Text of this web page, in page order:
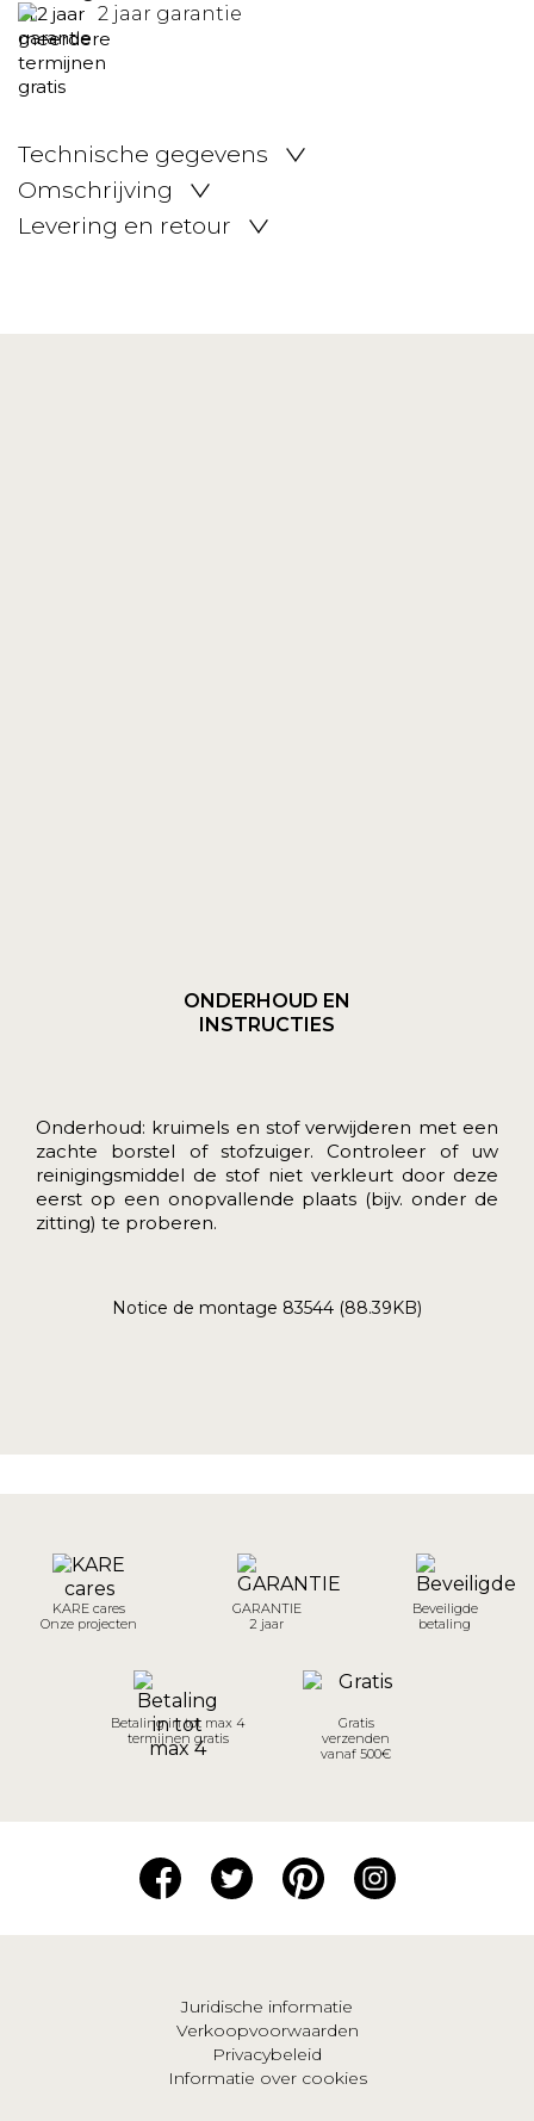
2 jaar garantie
Technische gegevens
Omschrijving
Levering en retour
ONDERHOUD EN
INSTRUCTIES
Onderhoud: kruimels en stof verwijderen met een
zachte borstel of stofzuiger. Controleer of uw
reinigingsmiddel de stof niet verkleurt door deze
eerst op een onopvallende plaats (bijv. onder de
zitting) te proberen.
Notice de montage 83544 (88.39KB)
KARE cares
Onze projecten
GARANTIE
2 jaar
Beveiligde
betaling
Betaling in tot max 4
termijnen gratis
Gratis
verzenden
vanaf 500€
Juridische informatie
Verkoopvoorwaarden
Privacybeleid
Informatie over cookies